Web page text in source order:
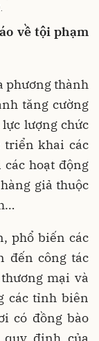
về tội phạm
phương thành
tăng cường
lượng chức
triển khai các
hoạt động
giả thuộc
phổ biến các
đến công tác
mại và
các tỉnh biên
có đồng bào